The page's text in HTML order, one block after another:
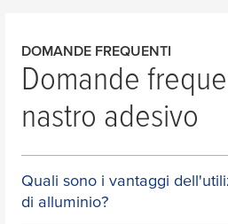
DOMANDE FREQUENTI
Domande
nastro adesivo
Quali sono i vantaggi
di alluminio?